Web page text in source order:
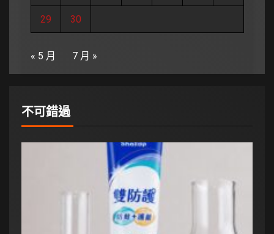
29 30
« 5 月 7 月 »
不可錯過